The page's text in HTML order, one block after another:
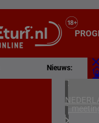
Nieuws:
1